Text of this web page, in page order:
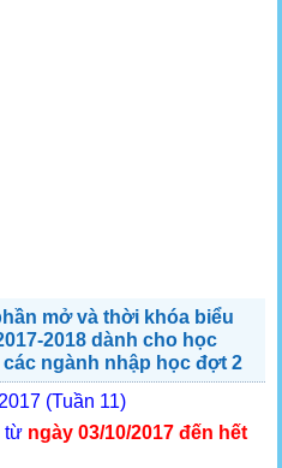
mở và thời khóa biểu
2018 dành cho học
các ngành nhập học đợt 2
(Tuần 11)
từ ngày 03/10/2017 đến hết